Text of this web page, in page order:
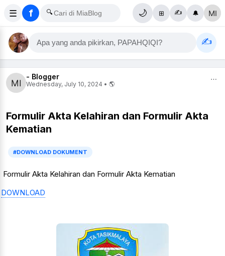
☰ f 🔍 🌙 ⊞ ✍️ 🔔
Apa yang anda pikirkan, PAPAHQIQI? ✍️
- Blogger
Wednesday, July 10, 2024 • 🌎
⋯
Formulir Akta Kelahiran dan Formulir Akta
Kematian
#DOWNLOAD DOKUMENT
Formulir Akta Kelahiran dan Formulir Akta Kematian
DOWNLOAD